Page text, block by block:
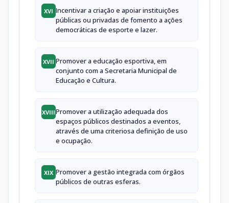
XVI Incentivar a criação e apoiar instituições
públicas ou privadas de fomento a ações
democráticas de esporte e lazer.
XVII Promover a educação esportiva, em
conjunto com a Secretaria Municipal de
Educação e Cultura.
XVIIIPromover a utilização adequada dos
espaços públicos destinados a eventos,
através de uma criteriosa definição de uso
e ocupação.
XIX Promover a gestão integrada com órgãos
públicos de outras esferas.